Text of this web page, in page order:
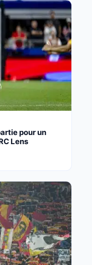
pour un
Lens